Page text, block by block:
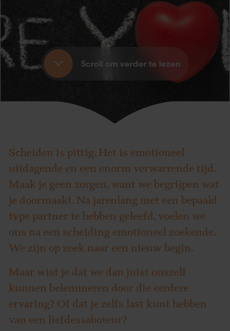
Scroll om verder te lezen
Scheiden is pittig. Het is emotioneel
uitdagende en een enorm verwarrende tijd.
Maak je geen zorgen, want we begrijpen wat
je doormaakt. Na jarenlang met een bepaald
type partner te hebben geleefd, voelen we
ons na een scheiding emotioneel zoekende.
We zijn op zoek naar een nieuw begin.
Maar wist je dat we dan juist onszelf
kunnen belemmeren door die eerdere
ervaring? Of dat je zelfs last kunt hebben
van een liefdessaboteur?